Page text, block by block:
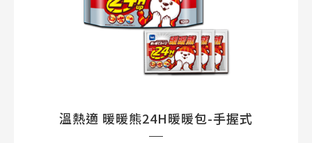
溫熱適 暖暖熊24H暖暖包-手握式